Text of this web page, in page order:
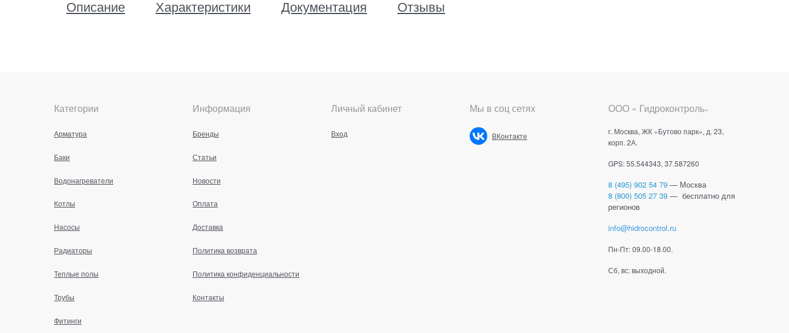
Описание Характеристики Документация Отзывы
Категории
Арматура
Баки
Водонагреватели
Котлы
Насосы
Радиаторы
Теплые полы
Трубы
Фитинги
Информация
Бренды
Статьи
Новости
Оплата
Доставка
Политика возврата
Политика конфиденциальности
Контакты
Личный кабинет
Вход
Мы в соц сетях
ВКонтакте
ООО « Гидроконтроль»
г. Москва, ЖК «Бутово парк», д. 23,
корп. 2А.
GPS: 55.544343, 37.587260
8 (495) 902 54 79 — Москва
8 (800) 505 27 39 — бесплатно для
регионов
info@hidrocontrol.ru
Пн-Пт: 09.00-18.00.
Сб, вс: выходной.